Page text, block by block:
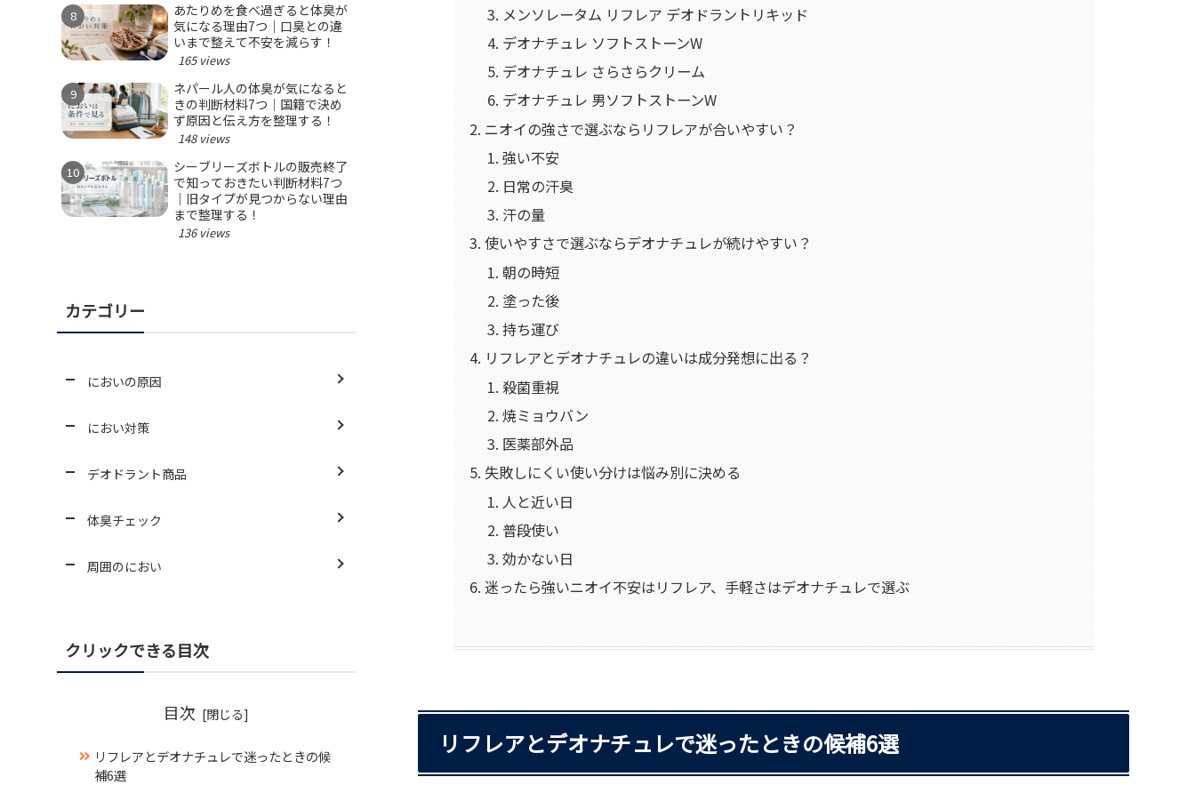
メンソレータム リフレア デオドラントリキッド
デオナチュレ ソフトストーンW
デオナチュレ さらさらクリーム
デオナチュレ 男ソフトストーンW
ニオイの強さで選ぶならリフレアが合いやすい？
強い不安
日常の汗臭
汗の量
使いやすさで選ぶならデオナチュレが続けやすい？
朝の時短
塗った後
持ち運び
リフレアとデオナチュレの違いは成分発想に出る？
殺菌重視
焼ミョウバン
医薬部外品
失敗しにくい使い分けは悩み別に決める
人と近い日
普段使い
効かない日
迷ったら強いニオイ不安はリフレア、手軽さはデオナチュレで選ぶ
リフレアとデオナチュレで迷ったときの候補6選
あたりめを食べ過ぎると体臭が
気になる理由7つ｜口臭との違
いまで整えて不安を減らす！
165 views
ネパール人の体臭が気になると
きの判断材料7つ｜国籍で決め
ず原因と伝え方を整理する！
148 views
シーブリーズボトルの販売終了
で知っておきたい判断材料7つ
｜旧タイプが見つからない理由
まで整理する！
136 views
カテゴリー
においの原因
におい対策
デオドラント商品
体臭チェック
周囲のにおい
クリックできる目次
目次
リフレアとデオナチュレで迷ったときの候
補6選